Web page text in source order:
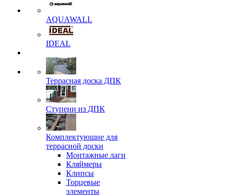
AQUAWALL
IDEAL
Террасная доска ДПК
Ступени из ДПК
Комплектующие для
террасной доски
Монтажные лаги
Кляймеры
Клипсы
Торцевые
элементы